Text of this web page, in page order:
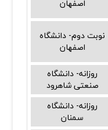
اصفهان
نوبت دوم- دانشگاه
اصفهان
روزانه- دانشگاه
صنعتی شاهرود
روزانه- دانشگاه
سمنان